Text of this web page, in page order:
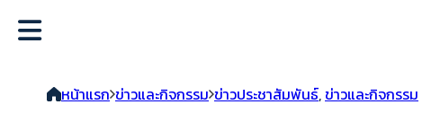
หน้าแรก ข่าวและกิจกรรม ข่าวประชาสัมพันธ์,ข่าวและกิจกรรม